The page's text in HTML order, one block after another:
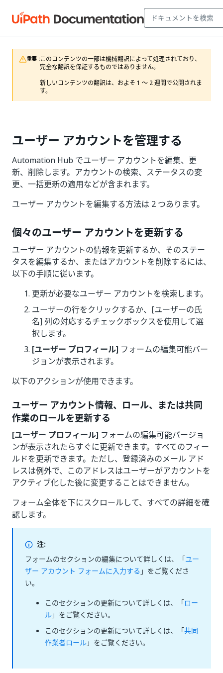
重要 :このコンテンツの一部は機械翻訳によって処理されており、
完全な翻訳を保証するものではありません。
新しいコンテンツの翻訳は、およそ 1 ～ 2 週間で公開されま
す。
ユーザー アカウントを管理する
Automation Hub でユーザー アカウントを編集、更
新、削除します。アカウントの検索、ステータスの変
更、一括更新の適用などが含まれます。
ユーザー アカウントを編集する方法は 2 つあります。
個々のユーザー アカウントを更新する
ユーザー アカウントの情報を更新するか、そのステー
タスを編集するか、またはアカウントを削除するには、
以下の手順に従います。
更新が必要なユーザー アカウントを検索します。
ユーザーの行をクリックするか、[ユーザーの氏
名] 列の対応するチェックボックスを使用して選
択します。
[ユーザー プロフィール] フォームの編集可能バー
ジョンが表示されます。
以下のアクションが使用できます。
ユーザー アカウント情報、ロール、または共同
作業のロールを更新する
[ユーザー プロフィール] フォームの編集可能バージョ
ンが表示されたらすぐに更新できます。すべてのフィー
ルドを更新できます。ただし、登録済みのメール アド
レスは例外で、このアドレスはユーザーがアカウントを
アクティブ化した後に変更することはできません。
フォーム全体を下にスクロールして、すべての詳細を確
認します。
注:
フォームのセクションの編集について詳しくは、「ユー
ザー アカウント フォームに入力する 」をご覧くださ
い。
このセクションの更新について詳しくは、「ロー
ル」をご覧ください。
このセクションの更新について詳しくは、「共同
作業者ロール」をご覧ください。